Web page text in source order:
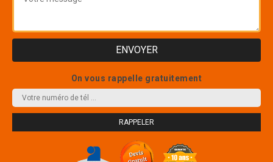
On vous rappelle gratuitement